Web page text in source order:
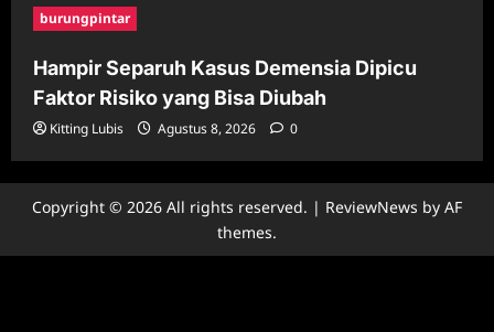
burungpintar
Hampir Separuh Kasus Demensia Dipicu
Faktor Risiko yang Bisa Diubah
Kitting Lubis Agustus 8, 2026 0
Copyright © 2026 All rights reserved. | ReviewNews by AF
themes.